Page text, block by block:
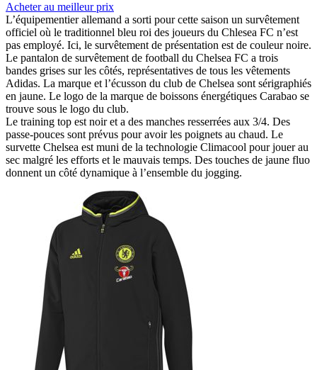
Acheter au meilleur prix
L’équipementier allemand a sorti pour cette saison un survêtement
officiel où le traditionnel bleu roi des joueurs du Chlesea FC n’est
pas employé. Ici, le survêtement de présentation est de couleur noire.
Le pantalon de survêtement de football du Chelsea FC a trois
bandes grises sur les côtés, représentatives de tous les vêtements
Adidas. La marque et l’écusson du club de Chelsea sont sérigraphiés
en jaune. Le logo de la marque de boissons énergétiques Carabao se
trouve sous le logo du club.
Le training top est noir et a des manches resserrées aux 3/4. Des
passe-pouces sont prévus pour avoir les poignets au chaud. Le
survette Chelsea est muni de la technologie Climacool pour jouer au
sec malgré les efforts et le mauvais temps. Des touches de jaune fluo
donnent un côté dynamique à l’ensemble du jogging.